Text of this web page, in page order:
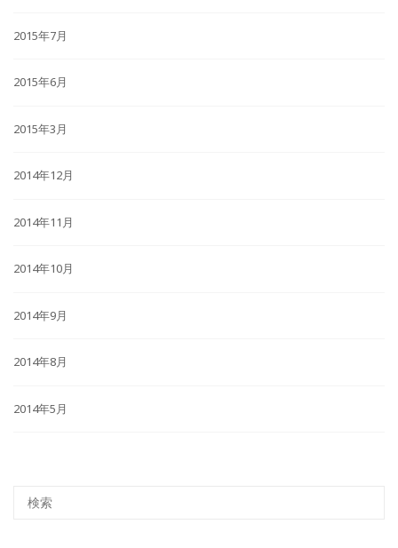
2015年7月
2015年6月
2015年3月
2014年12月
2014年11月
2014年10月
2014年9月
2014年8月
2014年5月